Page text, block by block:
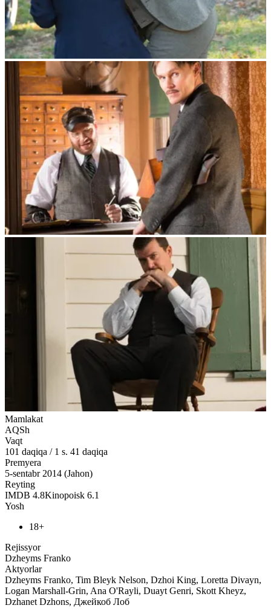
Mamlakat
AQSh
Vaqt
101 daqiqa / 1 s. 41 daqiqa
Premyera
5-sentabr 2014 (Jahon)
Reyting
IMDB 4.8Kinopoisk 6.1
Yosh
18+
Rejissyor
Dzheyms Franko
Aktyorlar
Dzheyms Franko, Tim Bleyk Nelson, Dzhoi King, Loretta Divayn,
Logan Marshall-Grin, Ana O'Rayli, Duayt Genri, Skott Kheyz,
Dzhanet Dzhons, Джейкоб Лоб